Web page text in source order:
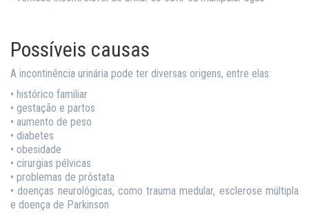
Possíveis causas
A incontinência urinária pode ter diversas origens, entre elas:
• histórico familiar
• gestação e partos
• aumento de peso
• diabetes
• obesidade
• cirurgias pélvicas
• problemas de próstata
• doenças neurológicas, como trauma medular, esclerose múltipla
e doença de Parkinson